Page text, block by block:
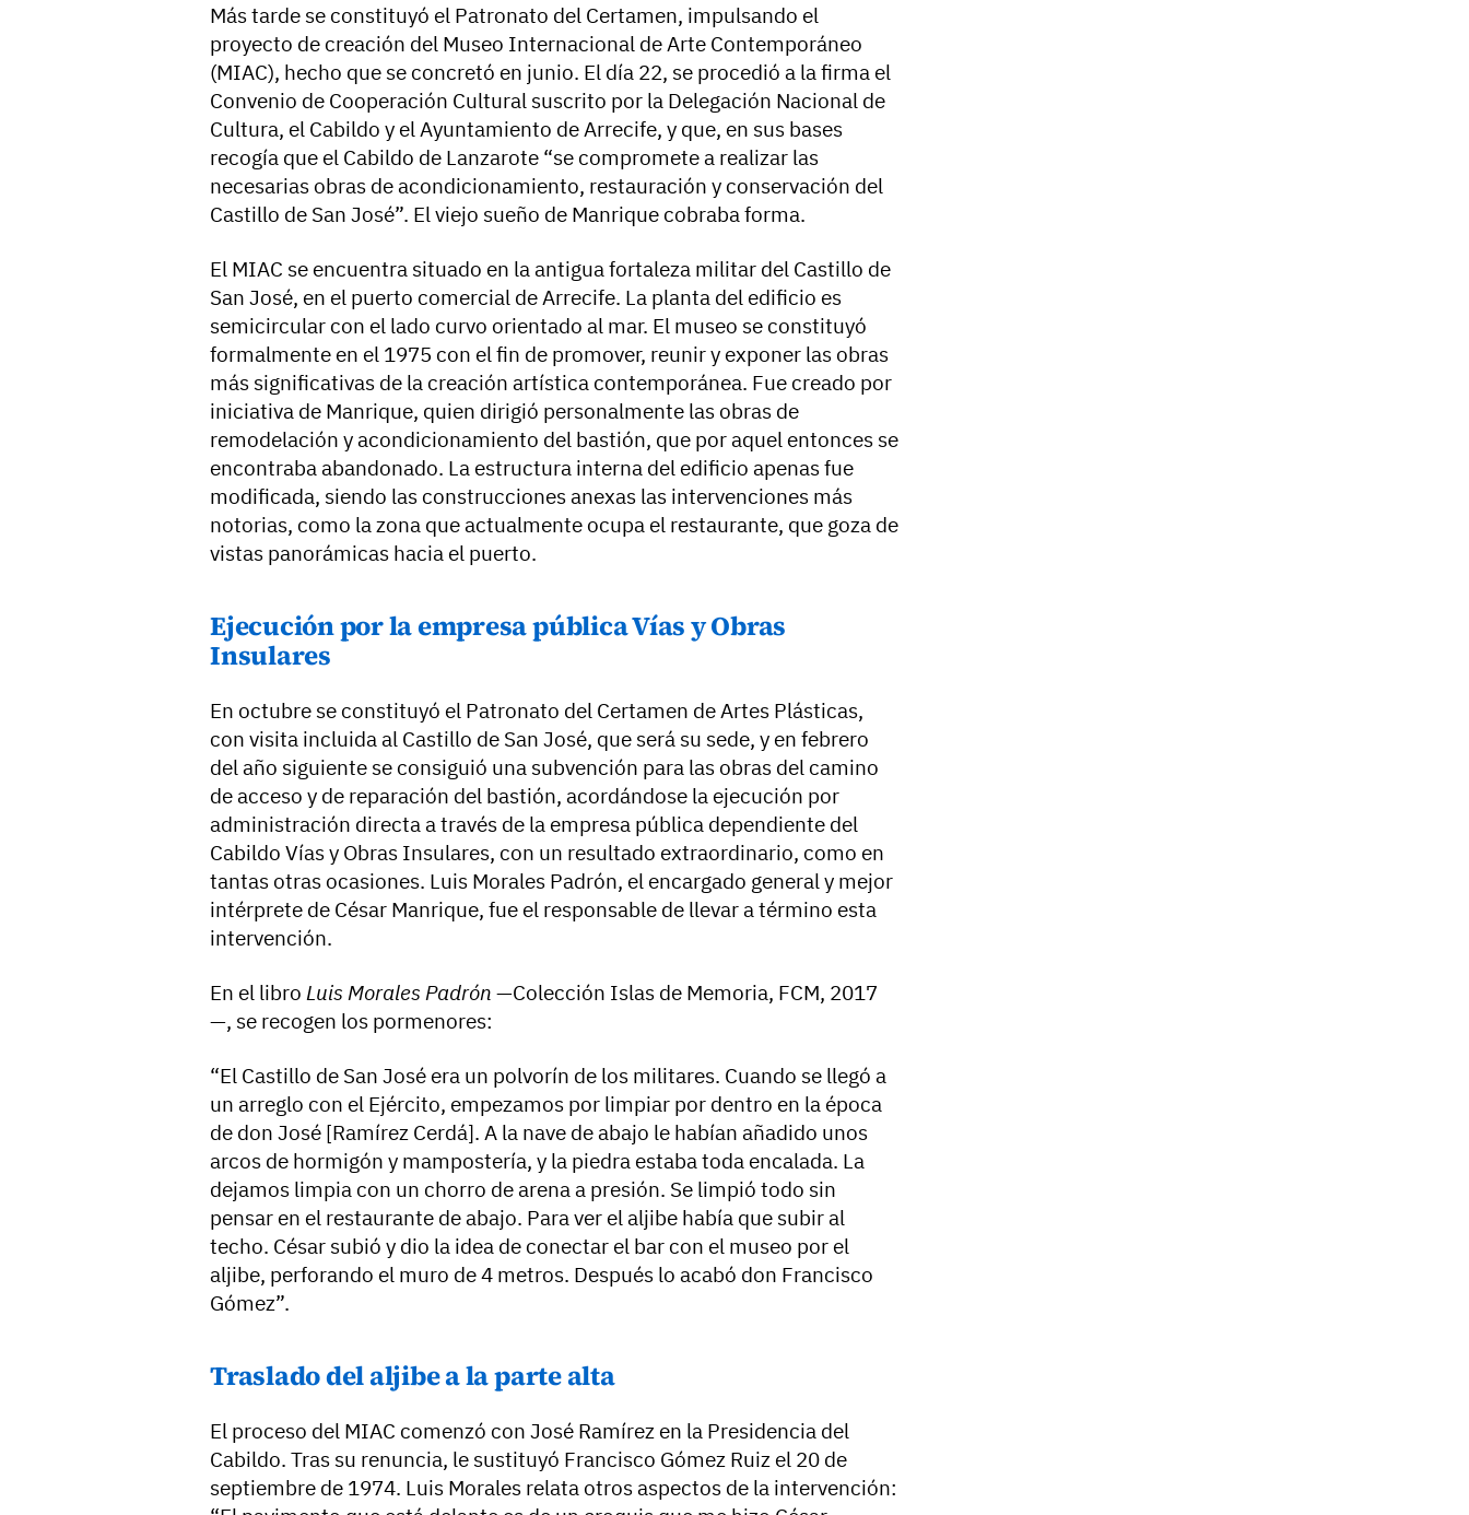
Más tarde se constituyó el Patronato del Certamen, impulsando el
proyecto de creación del Museo Internacional de Arte Contemporáneo
(MIAC), hecho que se concretó en junio. El día 22, se procedió a la firma el
Convenio de Cooperación Cultural suscrito por la Delegación Nacional de
Cultura, el Cabildo y el Ayuntamiento de Arrecife, y que, en sus bases
recogía que el Cabildo de Lanzarote “se compromete a realizar las
necesarias obras de acondicionamiento, restauración y conservación del
Castillo de San José”. El viejo sueño de Manrique cobraba forma.
El MIAC se encuentra situado en la antigua fortaleza militar del Castillo de
San José, en el puerto comercial de Arrecife. La planta del edificio es
semicircular con el lado curvo orientado al mar. El museo se constituyó
formalmente en el 1975 con el fin de promover, reunir y exponer las obras
más significativas de la creación artística contemporánea. Fue creado por
iniciativa de Manrique, quien dirigió personalmente las obras de
remodelación y acondicionamiento del bastión, que por aquel entonces se
encontraba abandonado. La estructura interna del edificio apenas fue
modificada, siendo las construcciones anexas las intervenciones más
notorias, como la zona que actualmente ocupa el restaurante, que goza de
vistas panorámicas hacia el puerto.
Ejecución por la empresa pública Vías y Obras
Insulares
En octubre se constituyó el Patronato del Certamen de Artes Plásticas,
con visita incluida al Castillo de San José, que será su sede, y en febrero
del año siguiente se consiguió una subvención para las obras del camino
de acceso y de reparación del bastión, acordándose la ejecución por
administración directa a través de la empresa pública dependiente del
Cabildo Vías y Obras Insulares, con un resultado extraordinario, como en
tantas otras ocasiones. Luis Morales Padrón, el encargado general y mejor
intérprete de César Manrique, fue el responsable de llevar a término esta
intervención.
En el libro Luis Morales Padrón —Colección Islas de Memoria, FCM, 2017
—, se recogen los pormenores:
“El Castillo de San José era un polvorín de los militares. Cuando se llegó a
un arreglo con el Ejército, empezamos por limpiar por dentro en la época
de don José [Ramírez Cerdá]. A la nave de abajo le habían añadido unos
arcos de hormigón y mampostería, y la piedra estaba toda encalada. La
dejamos limpia con un chorro de arena a presión. Se limpió todo sin
pensar en el restaurante de abajo. Para ver el aljibe había que subir al
techo. César subió y dio la idea de conectar el bar con el museo por el
aljibe, perforando el muro de 4 metros. Después lo acabó don Francisco
Gómez”.
Traslado del aljibe a la parte alta
El proceso del MIAC comenzó con José Ramírez en la Presidencia del
Cabildo. Tras su renuncia, le sustituyó Francisco Gómez Ruiz el 20 de
septiembre de 1974. Luis Morales relata otros aspectos de la intervención: